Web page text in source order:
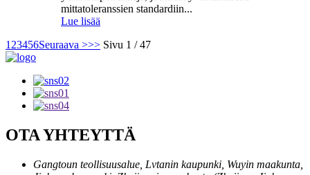
mittatoleranssien standardiin...
Lue lisää
1 23456Seuraava >>> Sivu 1 / 47
OTA YHTEYTTÄ
Gangtoun teollisuusalue, Lvtanin kaupunki, Wuyin maakunta,